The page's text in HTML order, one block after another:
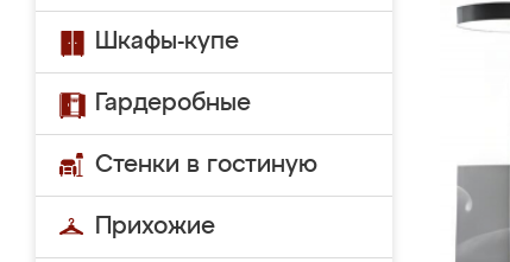
Шкафы-купе
Гардеробные
Стенки в гостиную
Прихожие